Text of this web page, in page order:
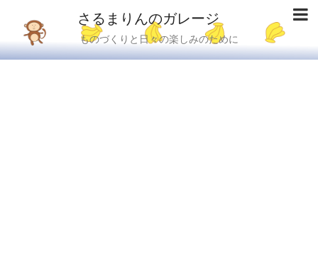
さるまりんのガレージ
ものづくりと日々の楽しみのために